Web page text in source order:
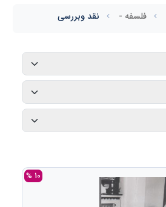
فلسفه - نقد وبررسی
10 %